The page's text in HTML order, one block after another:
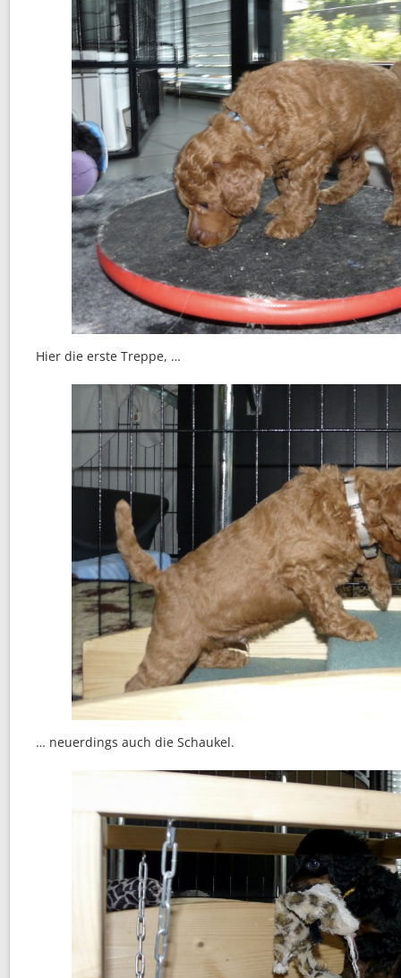
Hier die erste Treppe, …
… neuerdings auch die Schaukel.